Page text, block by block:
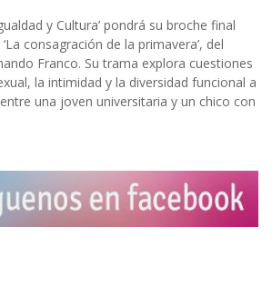
y Cultura’ pondrá su broche final
consagración de la primavera’, del
Franco. Su trama explora cuestiones
la intimidad y la diversidad funcional a
una joven universitaria y un chico con